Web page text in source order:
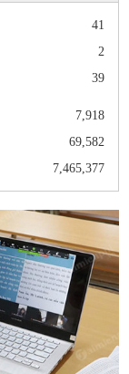
41
2
39
7,918
69,582
7,465,377